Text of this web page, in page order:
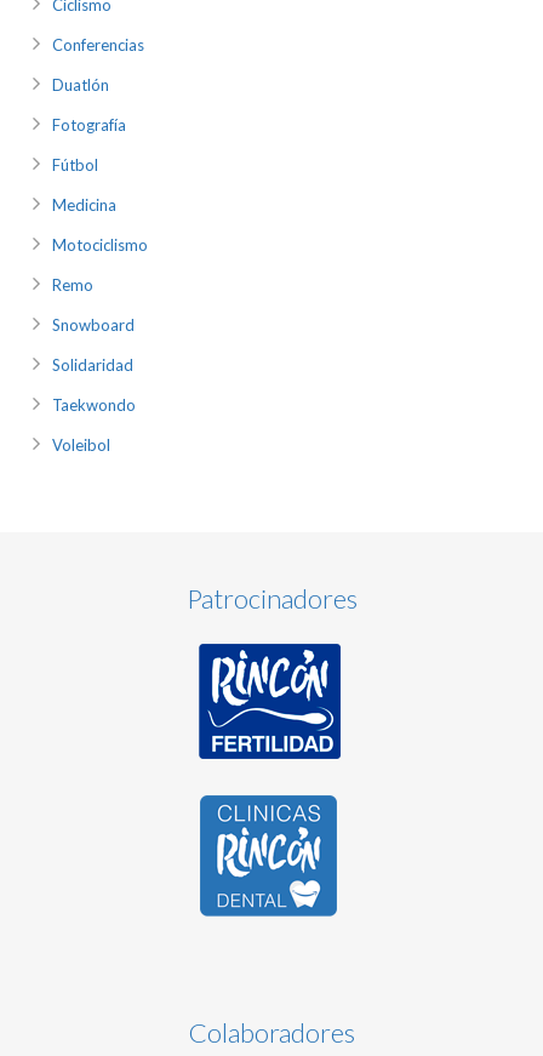
Ciclismo
Conferencias
Duatlón
Fotografía
Fútbol
Medicina
Motociclismo
Remo
Snowboard
Solidaridad
Taekwondo
Voleibol
Patrocinadores
Colaboradores